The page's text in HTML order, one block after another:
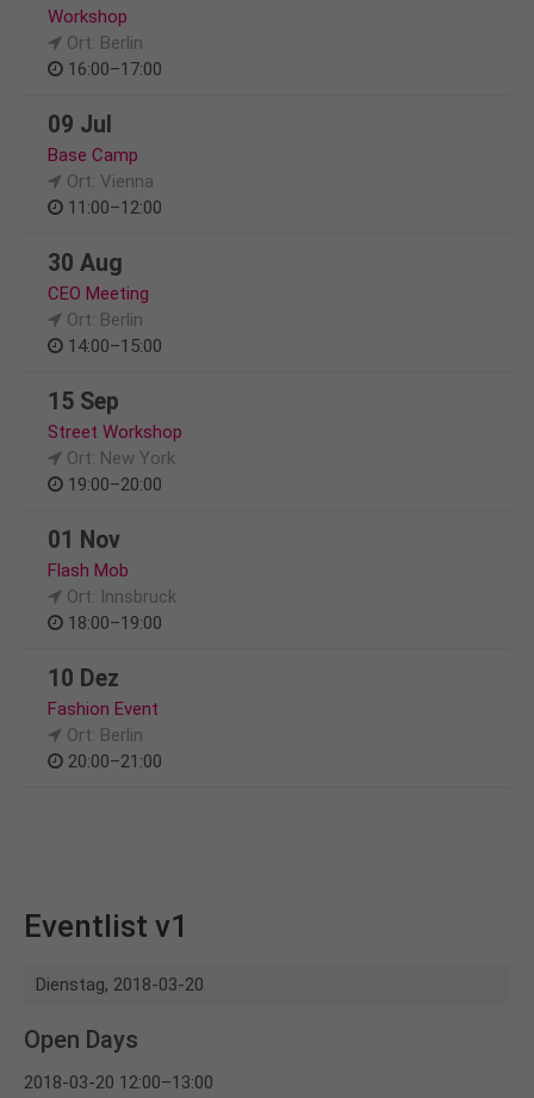
Workshop
Ort: Berlin
16:00–17:00
09 Jul
Base Camp
Ort: Vienna
11:00–12:00
30 Aug
CEO Meeting
Ort: Berlin
14:00–15:00
15 Sep
Street Workshop
Ort: New York
19:00–20:00
01 Nov
Flash Mob
Ort: Innsbruck
18:00–19:00
10 Dez
Fashion Event
Ort: Berlin
20:00–21:00
Eventlist v1
Dienstag, 2018-03-20
Open Days
2018-03-20 12:00–13:00